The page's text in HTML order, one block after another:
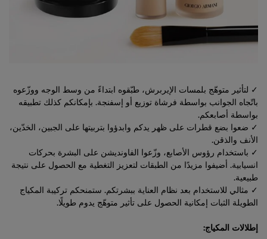
✓ لتأثير متوهّج بلمسات الإيربرش، طبّقوه ابتداءً من وسط الوجه ووزّعوه
باتّجاه الجوانب بواسطة فرشاة توزيع أو إسفنجة. بإمكانكم كذلك تطبيقه
بواسطة أصابعكم.
✓ ضعوا بضع قطرات على ظهر يدكم وابدؤوا بتربيتها على الجبين، الخدّين،
الأنف والذقن.
✓ باستخدام رؤوس الأصابع، وزّعوا الفاونديشن على البشرة بحركات
انسيابية. أضيفوا مزيدًا من الطبقات لتعزيز التغطية مع الحصول على نتيجة
طبيعية.
✓ مثالي للاستخدام بعد نظام العناية ببشرتكم. ستمنحكم تركيبة المكياج
الطويلة الثبات إمكانية الحصول على تأثير متوهّج يدوم طويلًا.
إطلالات المكياج: